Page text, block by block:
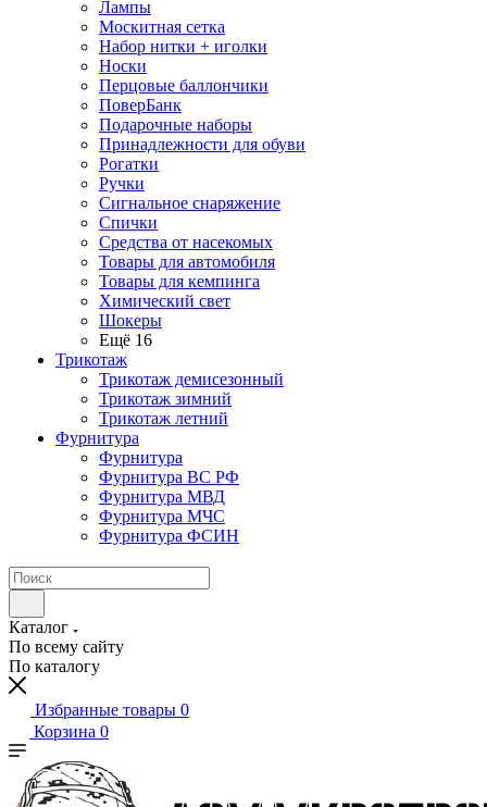
Лампы
Москитная сетка
Набор нитки + иголки
Носки
Перцовые баллончики
ПоверБанк
Подарочные наборы
Принадлежности для обуви
Рогатки
Ручки
Сигнальное снаряжение
Спички
Средства от насекомых
Товары для автомобиля
Товары для кемпинга
Химический свет
Шокеры
Ещё 16
Трикотаж
Трикотаж демисезонный
Трикотаж зимний
Трикотаж летний
Фурнитура
Фурнитура
Фурнитура ВС РФ
Фурнитура МВД
Фурнитура МЧС
Фурнитура ФСИН
Каталог
По всему сайту
По каталогу
Избранные товары 0
Корзина 0